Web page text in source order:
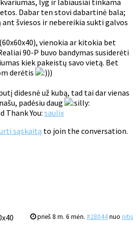
lyg ir labiausiai tinkama
Dabar ten stovi dabartinė bala;
ant šviesos ir nebereikia sukti galvos
vienokia ar kitokia bet
90-P buvo bandymas susiderėti
kiek pakeistų savo vietą. Bet
derėtis
))
didesnė už kubą, tad tai dar vienas
padėsiu daug
Thank You: saulix
sąskaitą to join the conversation.
prieš 8 m. 6 mėn. #28044nuo nitis